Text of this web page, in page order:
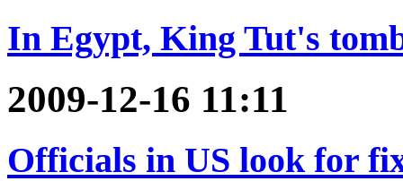
In Egypt, King Tut's
2009-12-16 11:11
Officials in US look for